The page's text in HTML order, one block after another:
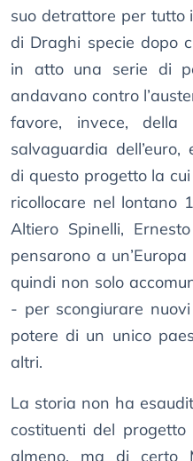
suo detrattore per tutto
di Draghi specie dopo
in atto una serie di
andavano contro
favore, invece,
salvaguardia dell’euro,
di questo progetto la
ricollocare nel lontano
Altiero Spinelli,
pensarono a
quindi non solo
- per scongiurare
potere di un unico
altri.
La storia non ha
costituenti del
almeno, ma di certo